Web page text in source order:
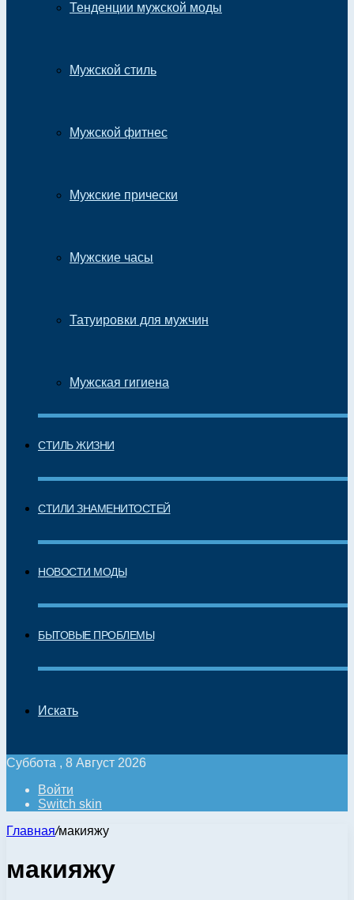
Тенденции мужской моды
Мужской стиль
Мужской фитнес
Мужские прически
Мужские часы
Татуировки для мужчин
Мужская гигиена
СТИЛЬ ЖИЗНИ
СТИЛИ ЗНАМЕНИТОСТЕЙ
НОВОСТИ МОДЫ
БЫТОВЫЕ ПРОБЛЕМЫ
Искать
Суббота , 8 Август 2026
Войти
Switch skin
Главная/макияжу
макияжу